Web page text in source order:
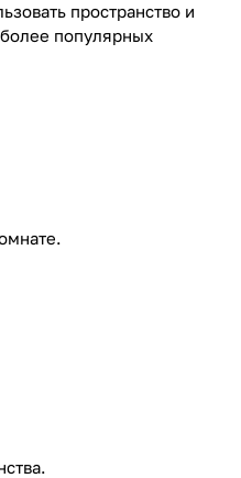
пространство и
популярных